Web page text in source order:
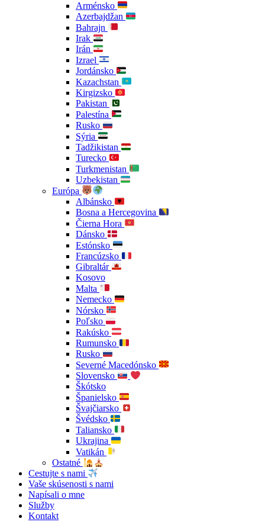
Arménsko
Azerbajdžan
Bahrajn
Irak
Irán
Izrael
Jordánsko
Kazachstan
Kirgizsko
Pakistan
Palestína
Rusko
Sýria
Tadžikistan
Turecko
Turkmenistan
Uzbekistan
Európa
Albánsko
Bosna a Hercegovina
Čierna Hora
Dánsko
Estónsko
Francúzsko
Gibraltár
Kosovo
Malta
Nemecko
Nórsko
Poľsko
Rakúsko
Rumunsko
Rusko
Severné Macedónsko
Slovensko
Škótsko
Španielsko
Švajčiarsko
Švédsko
Taliansko
Ukrajina
Vatikán
Ostatné
Cestujte s nami
Vaše skúsenosti s nami
Napísali o mne
Služby
Kontakt